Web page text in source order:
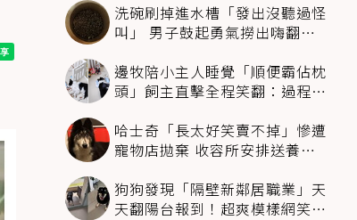
洗碗刷掉進水槽「發出沒聽過怪
叫」 男子鼓起勇氣撈出嗨翻：
邊牧陪小主人睡覺「順便霸佔枕
頭」飼主直擊全程笑翻：過程絲
哈士奇「長太好笑賣不掉」慘遭
寵物店拋棄 收容所安排送養活
狗狗發現「隔壁新鄰居職業」天
天翻陽台報到！超爽模樣網笑